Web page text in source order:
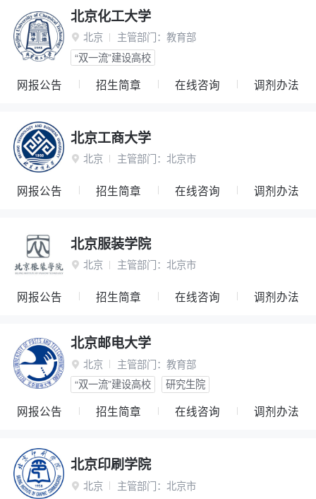
北京化工大学
 北京 主管部门： 教育部
“双一流”建设高校
网报公告 招生简章 在线咨询 调剂办法
北京工商大学
 北京 主管部门： 北京市
网报公告 招生简章 在线咨询 调剂办法
北京服装学院
 北京 主管部门： 北京市
网报公告 招生简章 在线咨询 调剂办法
北京邮电大学
 北京 主管部门： 教育部
“双一流”建设高校
研究生院
网报公告 招生简章 在线咨询 调剂办法
北京印刷学院
 北京 主管部门： 北京市